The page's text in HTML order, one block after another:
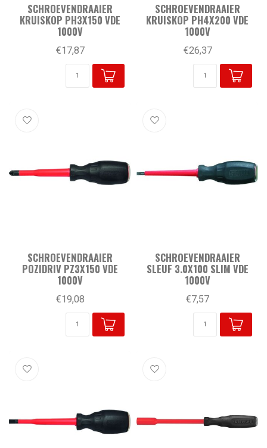
SCHROEVENDRAAIER
KRUISKOP PH3X150 VDE
1000V
€17,87
SCHROEVENDRAAIER
KRUISKOP PH4X200 VDE
1000V
€26,37
SCHROEVENDRAAIER
POZIDRIV PZ3X150 VDE
1000V
€19,08
SCHROEVENDRAAIER
SLEUF 3.0X100 SLIM VDE
1000V
€7,57